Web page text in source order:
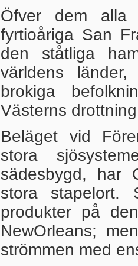
Öfver dem
fyrtioåriga San
den ståtliga
världens
brokiga
Västerns
Beläget vid
stora
sädesbygd, har
stora
produkter på
NewOrleans;
strömmen med